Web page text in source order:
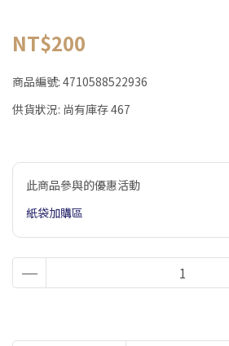
NT$200
商品編號: 4710588522936
供貨狀況: 尚有庫存 467
此商品參與的優惠活動
紙袋加購區